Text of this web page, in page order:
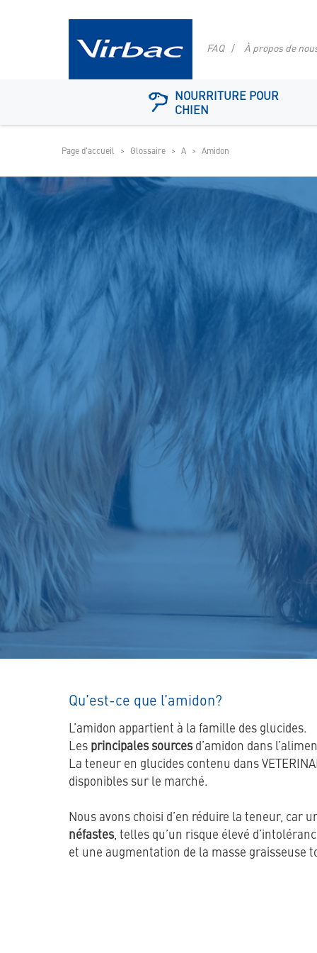
boutique
FAQ À propos de
NOURRITURE POUR
CHIEN
Page d'accueil Glossaire A Amidon
Qu’est-ce que l’amidon?
L’amidon appartient à la famille des glucides.
Les principales sourcesd’amidon dans
La teneur en glucides contenu dans
disponibles sur le marché.
Nous avons choisi d’en réduire la teneur, car
néfastes, telles qu’un risque élevé
et une augmentation de la masse graisseuse